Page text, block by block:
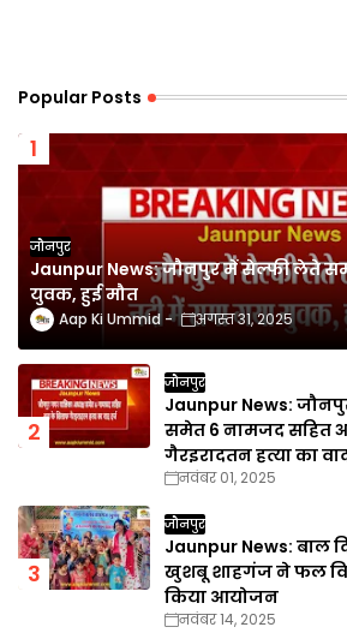
Popular Posts
जौनपुर
Jaunpur News: जौनपुर में सेल्फी लेते
युवक, हुई मौत
Aap Ki Ummid अगस्त 31, 2025
जौनपुर
Jaunpur News:
समेत 6 नामजद सहित
गैरइरादतन हत्या का
नवंबर 01, 2025
जौनपुर
Jaunpur News: बाल
खुशबू शाहगंज ने फल
किया आयोजन
नवंबर 14, 2025